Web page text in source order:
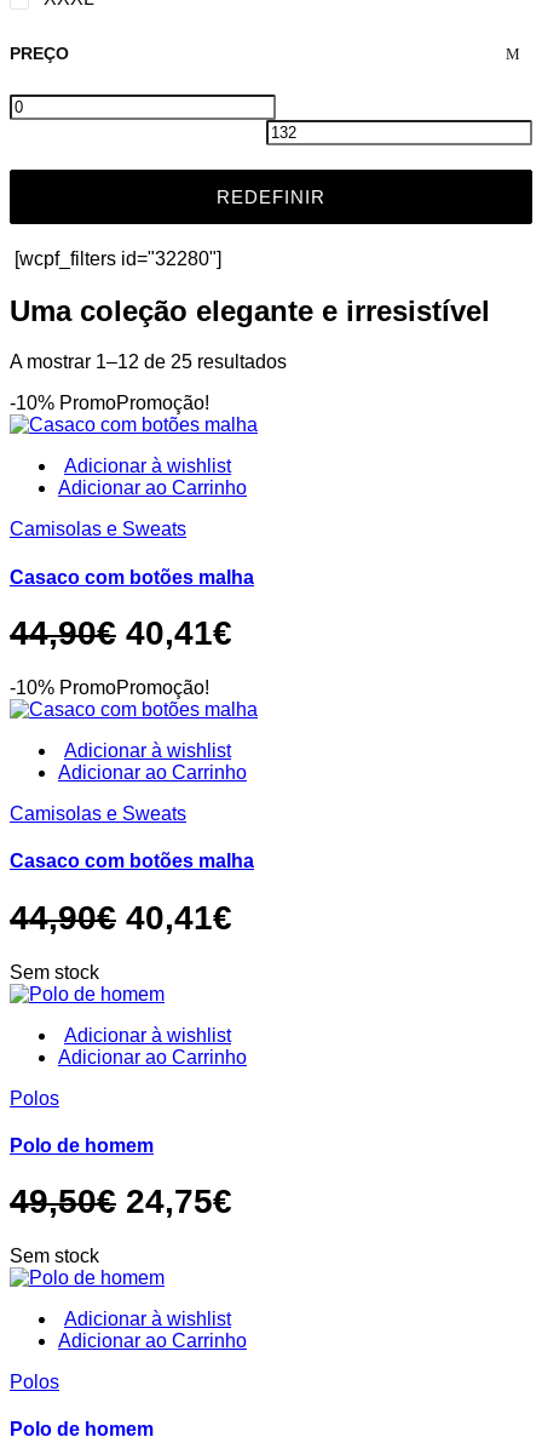
PREÇO
REDEFINIR
[wcpf_filters id="32280"]
Uma coleção elegante e irresistível
A mostrar 1–12 de 25 resultadosOrdenado
-10% PromoPromoção!
Adicionar à wishlist
Adicionar ao CarrinhoThis
variants.
on
page
Camisolas e Sweats
Casaco com botões malha
44,90€ O
preço
original
era:
44,90€.
40,41€
atual
é:
40,41€.
-10% PromoPromoção!
Adicionar à wishlist
Adicionar ao CarrinhoThis
variants.
page
Camisolas e Sweats
Casaco com botões malha
44,90€ O
original
era:
44,90€.
40,41€
é:
40,41€.
Sem stock
Adicionar à wishlist
Adicionar ao CarrinhoThis
page
Polos
Polo de homem
49,50€ O
original
era:
49,50€.
24,75€
é:
24,75€.
Sem stock
Adicionar à wishlist
Adicionar ao CarrinhoThis
Polos
Polo de homem